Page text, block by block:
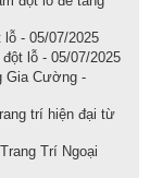
- 05/07/2025
lỗ - 05/07/2025
Gia Cường -
trí hiện đại từ
Trí Ngoại